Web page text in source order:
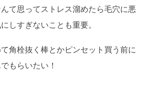
て思ってストレス溜めたら毛穴に悪
しすぎないことも重要。
角栓抜く棒とかピンセット買う前に
もらいたい！